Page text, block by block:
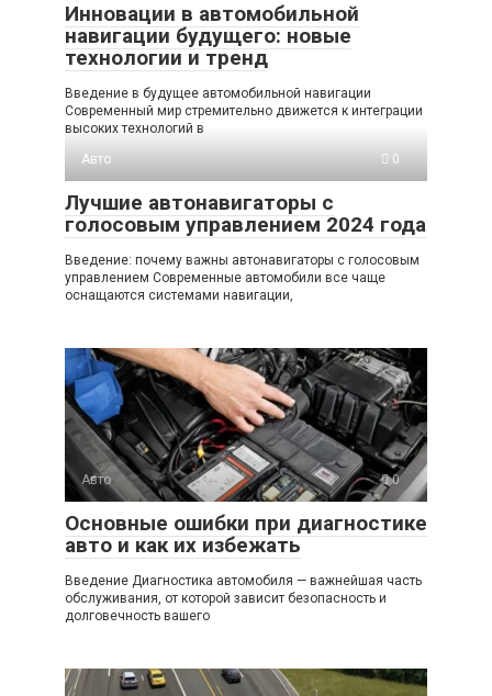
Инновации в автомобильной
навигации будущего: новые
технологии и тренд
Введение в будущее автомобильной навигации
Современный мир стремительно движется к интеграции
высоких технологий в
Авто
0
Лучшие автонавигаторы с
голосовым управлением 2024 года
Введение: почему важны автонавигаторы с голосовым
управлением Современные автомобили все чаще
оснащаются системами навигации,
Авто 0
Основные ошибки при диагностике
авто и как их избежать
Введение Диагностика автомобиля — важнейшая часть
обслуживания, от которой зависит безопасность и
долговечность вашего